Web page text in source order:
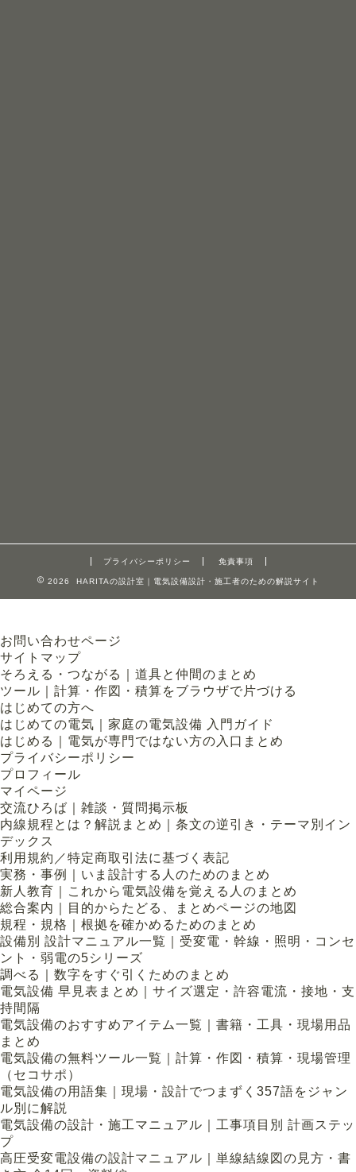
プライバシーポリシー 免責事項
2026 HARITAの設計室｜電気設備設計・施工者のための解説サイト
お問い合わせページ
サイトマップ
そろえる・つながる｜道具と仲間のまとめ
ツール｜計算・作図・積算をブラウザで片づける
はじめての方へ
はじめての電気｜家庭の電気設備 入門ガイド
はじめる｜電気が専門ではない方の入口まとめ
プライバシーポリシー
プロフィール
マイページ
交流ひろば｜雑談・質問掲示板
内線規程とは？解説まとめ｜条文の逆引き・テーマ別イン
デックス
利用規約／特定商取引法に基づく表記
実務・事例｜いま設計する人のためのまとめ
新人教育｜これから電気設備を覚える人のまとめ
総合案内｜目的からたどる、まとめページの地図
規程・規格｜根拠を確かめるためのまとめ
設備別 設計マニュアル一覧｜受変電・幹線・照明・コンセ
ント・弱電の5シリーズ
調べる｜数字をすぐ引くためのまとめ
電気設備 早見表まとめ｜サイズ選定・許容電流・接地・支
持間隔
電気設備のおすすめアイテム一覧｜書籍・工具・現場用品
まとめ
電気設備の無料ツール一覧｜計算・作図・積算・現場管理
（セコサポ）
電気設備の用語集｜現場・設計でつまずく357語をジャン
ル別に解説
電気設備の設計・施工マニュアル｜工事項目別 計画ステッ
プ
高圧受変電設備の設計マニュアル｜単線結線図の見方・書